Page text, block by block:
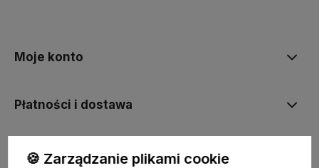
Moje konto
Płatności i dostawa
Informacje
🍪 Zarządzanie plikami cookie